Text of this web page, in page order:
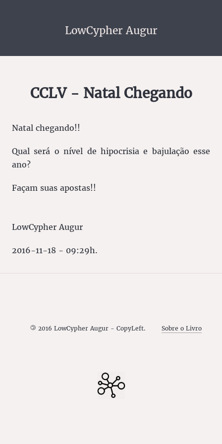
LowCypher Augur
CCLV - Natal Chegando
Natal chegando!!
Qual será o nível de hipocrisia e bajulação esse
ano?
Façam suas apostas!!
LowCypher Augur
2016-11-18 - 09:29h.
© 2016 LowCypher Augur - CopyLeft. Sobre o Livro